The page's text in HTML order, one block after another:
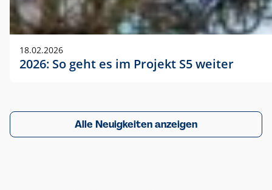
18.02.2026
2026: So geht es im Projekt S5 weiter
Alle Neuigkeiten anzeigen